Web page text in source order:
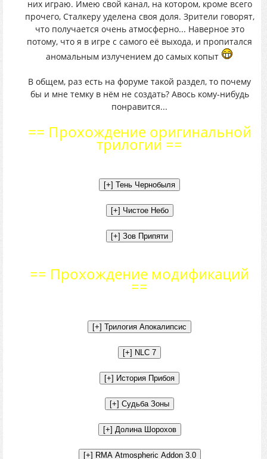
них играю. Имею свой канал, на котором, кроме всего
прочего, Сталкеру уделена своя доля. Зрители говорят,
что получается очень атмосферно... Наверное это
потому, что я в игре с самого её выхода, и пропитался
аномальным излучением до самых копыт
В общем, раз есть на форуме такой раздел, то почему
бы и мне темку в нём не создать? Авось кому-нибудь
понравится...
== Прохождение оригинальной
трилогии ==
== Прохождение модификаций
==